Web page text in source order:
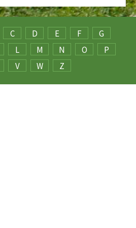
C D E F
G
L M N O
P
V W Z